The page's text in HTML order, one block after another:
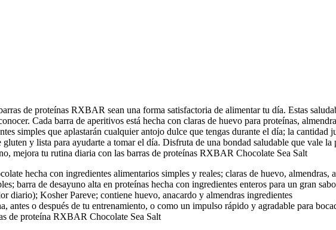
de proteínas RXBAR sean una forma satisfactoria de alimentar tu día. Estas
Cada barra de aperitivos está hecha con claras de huevo para proteínas,
simples que aplastarán cualquier antojo dulce que tengas durante el día; la cantidad
y lista para ayudarte a tomar el día. Disfruta de una bondad saludable que vale
mejora tu rutina diaria con las barras de proteínas RXBAR Chocolate Sea Salt
hecha con ingredientes alimentarios simples y reales; claras de huevo, almendras,
barra de desayuno alta en proteínas hecha con ingredientes enteros para un gran
diario); Kosher Pareve; contiene huevo, anacardo y almendras ingredientes
antes o después de tu entrenamiento, o como un impulso rápido y agradable para
de proteína RXBAR Chocolate Sea Salt